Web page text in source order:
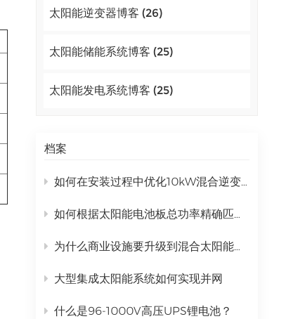
太阳能逆变器博客 (26)
太阳能储能系统博客 (25)
太阳能发电系统博客 (25)
档案
如何在安装过程中优化10kW混合逆变器的性能？
如何根据太阳能电池板总功率精确匹配混合逆变器
为什么商业设施要升级到混合太阳能发电系统？
大型集成太阳能系统如何实现并网
什么是96-1000V高压UPS锂电池？